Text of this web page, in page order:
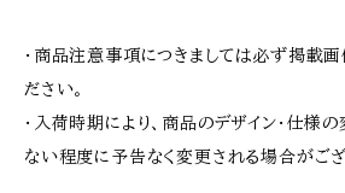
・商品注意事項につきましては必ず掲載
ださい。
・入荷時期により、商品のデザイン・仕様
ない程度に予告なく変更される場合がござ